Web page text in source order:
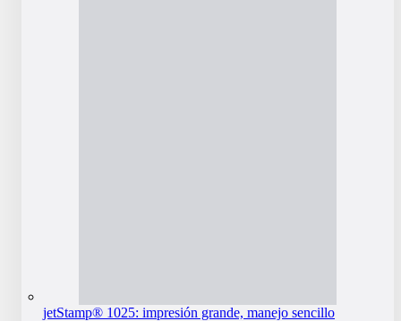
jetStamp® 1025: impresión grande, manejo sencillo